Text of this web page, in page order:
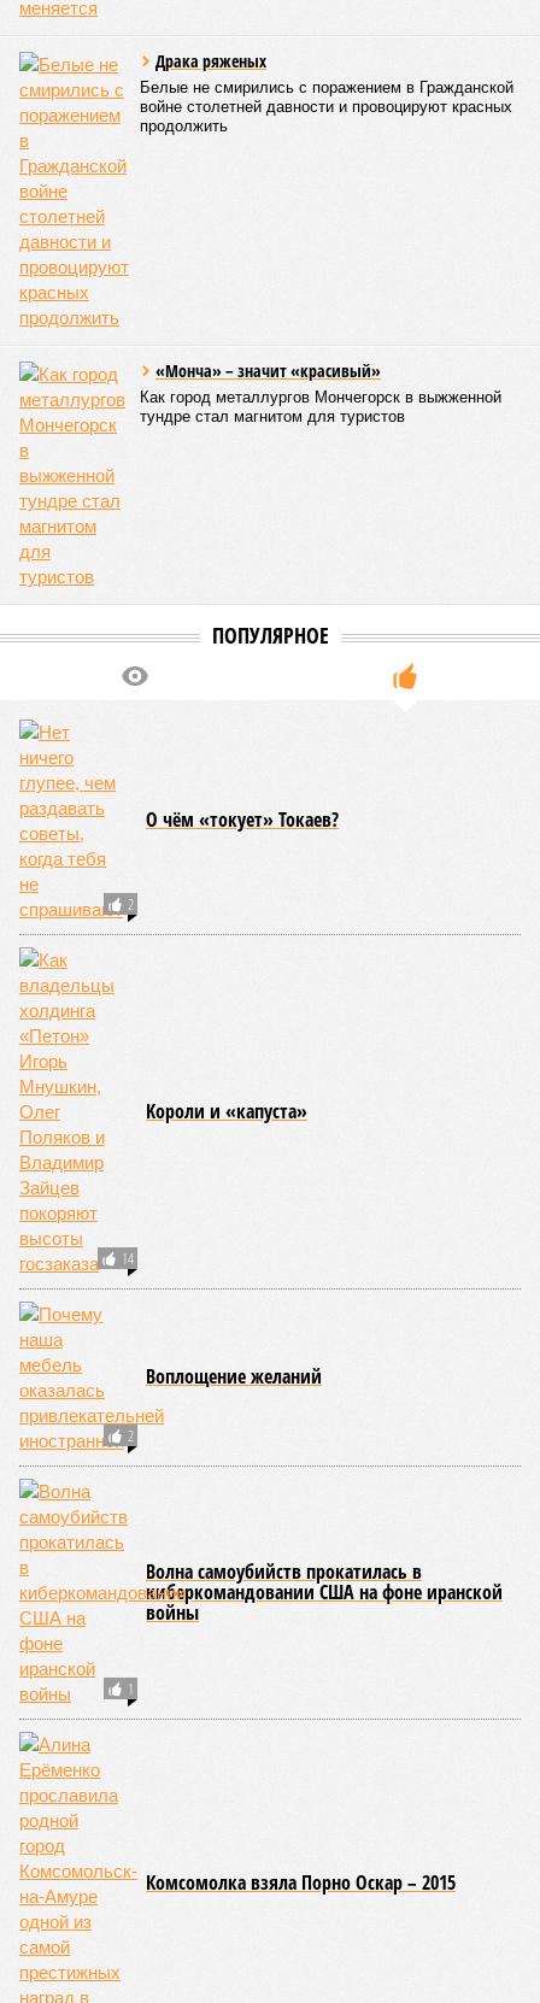
Драка ряженых
Белые не смирились с поражением в Гражданской
войне столетней давности и провоцируют красных
продолжить
«Монча» – значит «красивый»
Как город металлургов Мончегорск в выжженной
тундре стал магнитом для туристов
ПОПУЛЯРНОЕ
2
О чём «токует» Токаев?
14
Kороли и «капуста»
2
Воплощение желаний
1
Волна самоубийств прокатилась в
киберкомандовании США на фоне иранской
войны
Комсомолка взяла Порно Оскар – 2015